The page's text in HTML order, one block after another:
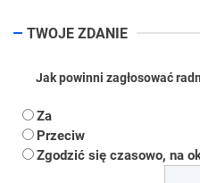
TWOJE ZDANIE
Jak powinni zagłosować
Za
Przeciw
Zgodzić się czasowo, na